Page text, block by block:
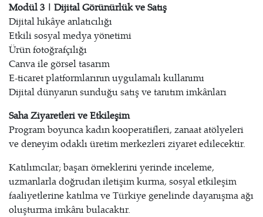
Modül 3 | Dijital Görünürlük ve Satış
Dijital hikâye anlatıcılığı
Etkili sosyal medya yönetimi
Ürün fotoğrafçılığı
Canva ile görsel tasarım
E-ticaret platformlarının uygulamalı kullanımı
Dijital dünyanın sunduğu satış ve tanıtım imkânları
Saha Ziyaretleri ve Etkileşim
Program boyunca kadın kooperatifleri, zanaat atölyeleri
ve deneyim odaklı üretim merkezleri ziyaret edilecektir.
Katılımcılar; başarı örneklerini yerinde inceleme,
uzmanlarla doğrudan iletişim kurma, sosyal etkileşim
faaliyetlerine katılma ve Türkiye genelinde dayanışma ağı
oluşturma imkânı bulacaktır.